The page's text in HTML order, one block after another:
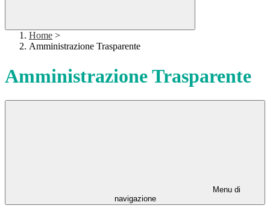
Home >
Amministrazione Trasparente
Amministrazione Trasparente
Menu di
navigazione